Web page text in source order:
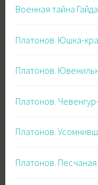
Военная тайна
Платонов. Юшка-
Платонов.
Платонов.
Платонов.
Платонов.